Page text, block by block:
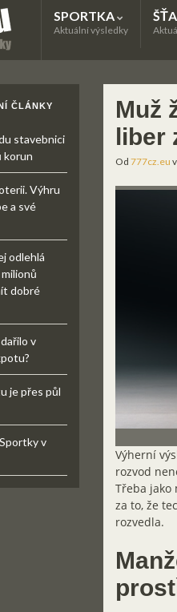
SPORTKA
Aktuální výsledky
Muž
liber
Od 777cz.eu v
Výherní
rozvod
Třeba jako
za to, že
rozvedla.
ČLÁNKY
stavebnici
korun
Výhru
a své
odlehlá
dobré
v
je přes půl
v